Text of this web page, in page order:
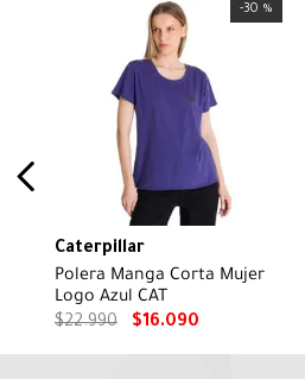
-30 %
Caterpillar
Polera Manga Corta Mujer
Logo Azul CAT
$22.990 $16.090